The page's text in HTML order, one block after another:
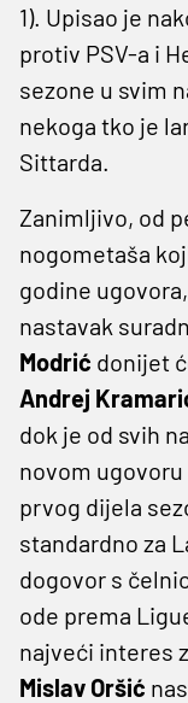
1). Upisao je
protiv PSV-a i
sezone u svim
nekoga tko je
Sittarda.
Zanimljivo, od
nogometaša
godine
nastavak
Modrić donijet
Andrej
dok je od svih
novom
prvog dijela
standardno za
dogovor s
ode prema
najveći interes
Mislav Oršić